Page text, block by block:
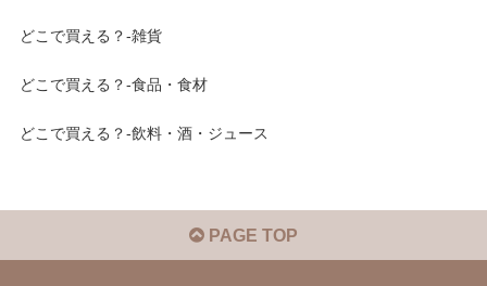
どこで買える？-雑貨
どこで買える？-食品・食材
どこで買える？-飲料・酒・ジュース
PAGE TOP